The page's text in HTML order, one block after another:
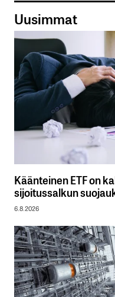
Uusimmat
Käänteinen ETF on
sijoitussalkun
6.8.2026